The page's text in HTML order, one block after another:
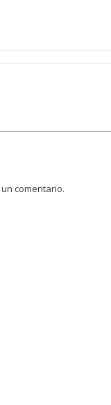
comentario.